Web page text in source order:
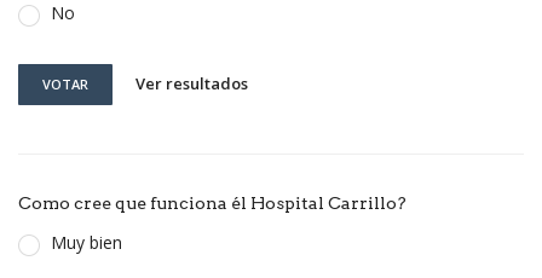
No
VOTAR Ver resultados
Como cree que funciona él Hospital Carrillo?
Muy bien